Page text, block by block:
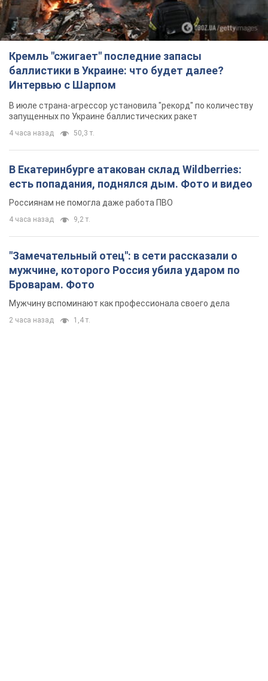
Кремль "сжигает" последние запасы
баллистики в Украине: что будет далее?
Интервью с Шарпом
В июле страна-агрессор установила "рекорд" по количеству
запущенных по Украине баллистических ракет
4 часа назад 50,3 т.
В Екатеринбурге атакован склад Wildberries:
есть попадания, поднялся дым. Фото и видео
Россиянам не помогла даже работа ПВО
4 часа назад 9,2 т.
"Замечательный отец": в сети рассказали о
мужчине, которого Россия убила ударом по
Броварам. Фото
Мужчину вспоминают как профессионала своего дела
2 часа назад 1,4 т.